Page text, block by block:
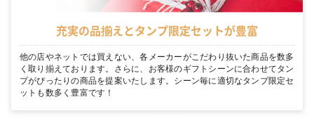
充実の品揃えとタンプ限定セットが豊富
他の店やネットでは買えない、各メーカーがこだわり抜いた商品を数多
く取り揃えております。さらに、お客様のギフトシーンに合わせてタン
プがぴったりの商品を提案いたします。シーン毎に適切なタンプ限定セ
ットも数多く豊富です！